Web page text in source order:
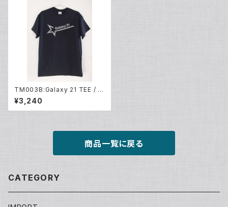
TM003B:Galaxy 21 TEE / B
LK
¥3,240
商品一覧に戻る
CATEGORY